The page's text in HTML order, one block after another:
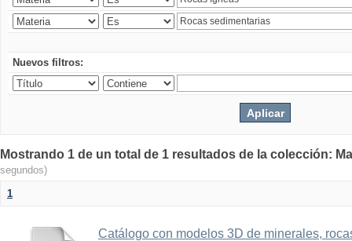
Nuevos filtros:
Mostrando 1 de un total de 1 resultados de la colección:
segundos)
1
Catálogo con modelos 3D de minerales,